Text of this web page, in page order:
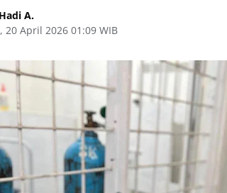
Hadi A.
20 April 2026 01:09 WIB